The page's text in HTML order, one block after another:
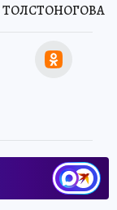
ТОЛСТОНОГОВА